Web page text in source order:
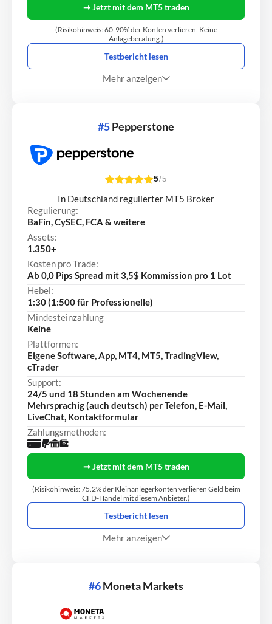
➞ Jetzt mit dem MT5 traden
(Risikohinweis: 60-90% der Konten verlieren. Keine
Anlageberatung.)
Testbericht lesen
Mehr anzeigen
#5Pepperstone
5/5
In Deutschland regulierter MT5 Broker
Regulierung:
BaFin, CySEC, FCA & weitere
Assets:
1.350+
Kosten pro Trade:
Ab 0,0 Pips Spread mit 3,5$ Kommission pro 1 Lot
Hebel:
1:30 (1:500 für Professionelle)
Mindesteinzahlung
Keine
Plattformen:
Eigene Software, App, MT4, MT5, TradingView,
cTrader
Support:
24/5 und 18 Stunden am Wochenende
Mehrsprachig (auch deutsch) per Telefon, E-Mail,
LiveChat, Kontaktformular
Zahlungsmethoden:
➞ Jetzt mit dem MT5 traden
(Risikohinweis: 75.2% der Kleinanlegerkonten verlieren Geld beim
CFD-Handel mit diesem Anbieter.)
Testbericht lesen
Mehr anzeigen
#6Moneta Markets